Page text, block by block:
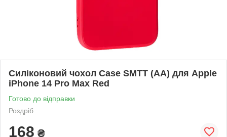
Силіконовий чохол Case SMTT (AA) для Apple
iPhone 14 Pro Max Red
Готово до відправки
Роздріб
168 ₴